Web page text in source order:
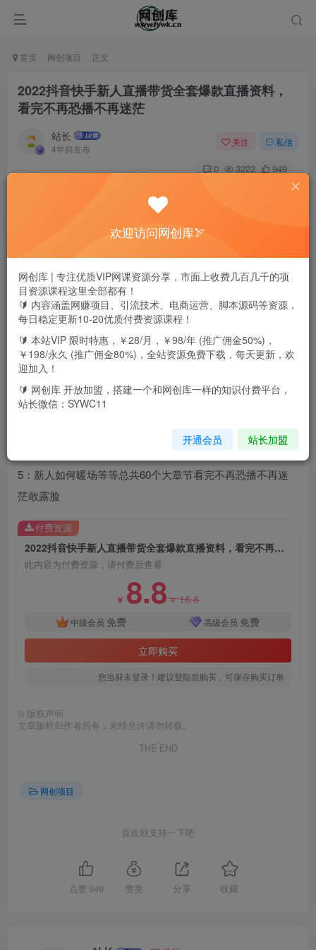
首页 网创项目 正文
2022抖音快手新人直播带货全套爆款直播资料，
看完不再恐播不再迷茫
站长
4年前发布
关注 私信
0 3222 949
1：提升直播间人气
2：教你如何搭建高权重帐号
3：带货话术大全
5：新人如何暖场等等总共60个大章节看完不再恐播不再迷
茫敢露脸
2022抖音快手新人直播带货全套爆款直播资料，看完不再恐播不再迷茫
此内容为付费资源，请付费后查看
￥ 8.8￥18.8
中级会员 免费 高级会员 免费
立即购买
您当前未登录！建议登陆后购买，可保存购买订单
付费资源
© 版权声明
文章版权归作者所有，未经允许请勿转载。
THE END
网创项目
喜欢就支持一下吧
点赞 949 赞赏 分享 收藏
欢迎访问网创库🏹
网创库 | 专注优质VIP网课资源分享，市面上收费几百几千的项
目资源课程这里全部都有！
🔰 内容涵盖网赚项目、引流技术、电商运营、脚本源码等资源，
每日稳定更新10-20优质付费资源课程！
🔰 本站VIP 限时特惠，￥28/月，￥98/年 (推广佣金50%)，
￥198/永久 (推广佣金80%)，全站资源免费下载，每天更新，欢
迎加入！
🔰 网创库 开放加盟，搭建一个和网创库一样的知识付费平台，
站长微信：SYWC11
开通会员 站长加盟